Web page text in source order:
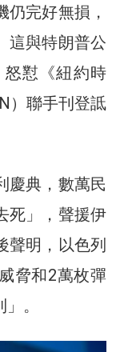
完好無損，
這與特朗普公
懟《紐約時
）聯手刊登詆
慶典，數萬民
死」，聲援伊
聲明，以色列
脅和2萬枚彈
。